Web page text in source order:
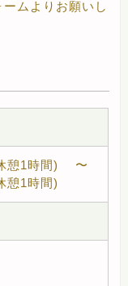
ムよりお願いし
憩1時間) 〜
憩1時間)